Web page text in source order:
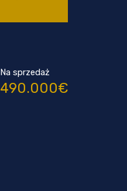
Na sprzedaż
490.000€